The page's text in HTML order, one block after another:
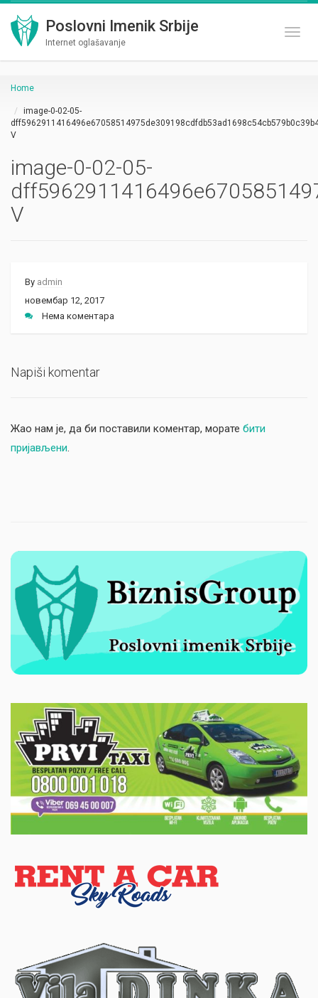
Poslovni Imenik Srbije
Internet oglašavanje
Home
image-0-02-05-
V
image-0-02-05-
V
By admin
новембар 12, 2017
Нема коментара
Napiši komentar
Жао нам је, да би поставили коментар, морате бити
пријављени.